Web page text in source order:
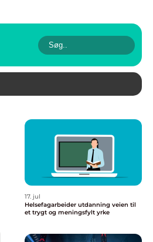
17. jul
Helsefagarbeider utdanning veien til
et trygt og meningsfylt yrke